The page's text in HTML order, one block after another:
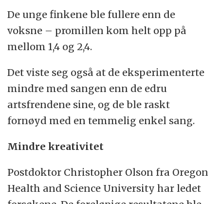
De unge finkene ble fullere enn de
voksne – promillen kom helt opp på
mellom 1,4 og 2,4.
Det viste seg også at de eksperimenterte
mindre med sangen enn de edru
artsfrendene sine, og de ble raskt
fornøyd med en temmelig enkel sang.
Mindre kreativitet
Postdoktor Christopher Olson fra Oregon
Health and Science University har ledet